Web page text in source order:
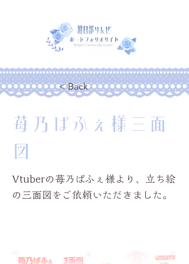
< Back
苺乃ぱふぇ様三面
図
Vtuberの苺乃ぱふぇ様より、立ち絵
の三面図をご依頼いただきました。